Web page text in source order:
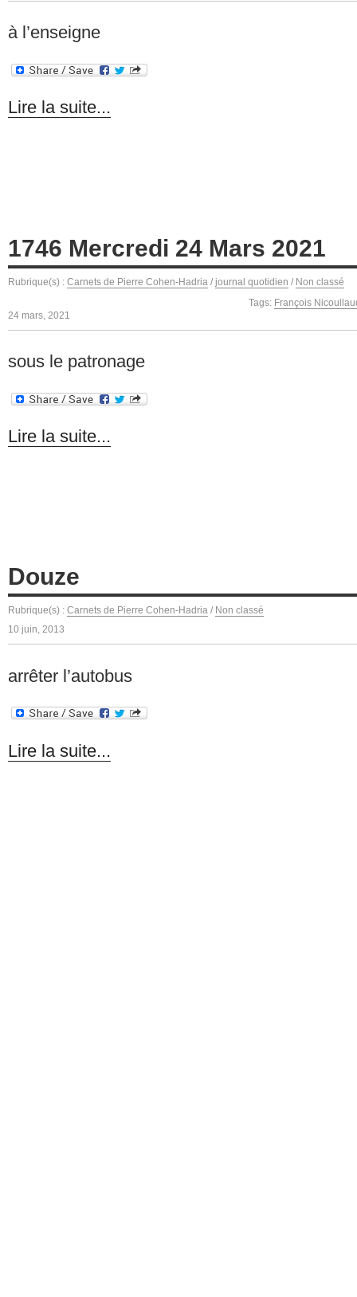
à l’enseigne
Lire la suite...
1746 Mercredi 24 Mars 2021
Rubrique(s) : Carnets de Pierre Cohen-Hadria / journal quotidien / Non classé
Tags: François
24 mars, 2021
sous le patronage
Lire la suite...
Douze
Rubrique(s) : Carnets de Pierre Cohen-Hadria / Non classé
10 juin, 2013
arrêter l’autobus
Lire la suite...